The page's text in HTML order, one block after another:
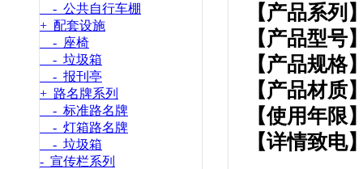
- 公共自行车棚
+ 配套设施
- 座椅
- 垃圾箱
- 报刊亭
+ 路名牌系列
- 标准路名牌
- 灯箱路名牌
- 垃圾箱
- 宣传栏系列
【产品系列
【产品型号
【产品规格
【产品材质
【使用年限
【详情致电